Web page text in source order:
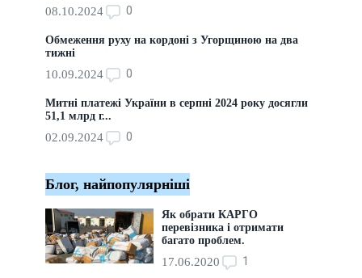
08.10.2024 0
Обмеження руху на кордоні з Угорщиною на два
тижні
10.09.2024 0
Митні платежі України в серпні 2024 року досягли
51,1 млрд г...
02.09.2024 0
Блог, найпопулярніші
Як обрати КАРГО
перевізника і отримати
багато проблем.
17.06.2020 1